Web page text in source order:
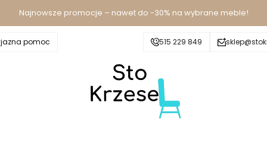
Najnowsze promocje – nawet do -30% na wybrane meble!
pomoc 515 229 849